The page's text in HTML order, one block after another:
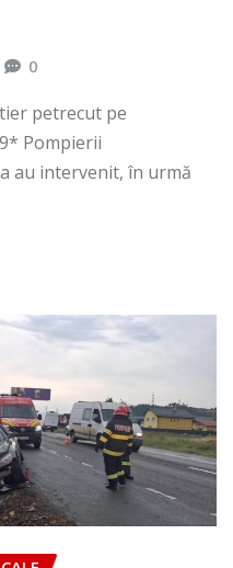
0
petrecut pe
Pompierii
au intervenit, în urmă